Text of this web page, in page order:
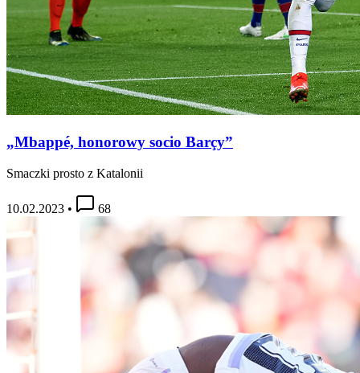
„Mbappé, honorowy socio Barçy”
Smaczki prosto z Katalonii
10.02.2023 • 68